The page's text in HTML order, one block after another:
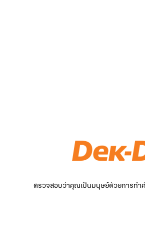
ตรวจสอบว่าคุณเป็นมนุษย์ด้วยการทำค